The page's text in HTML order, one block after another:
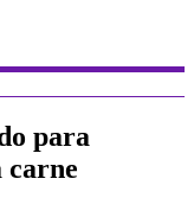
para
carne